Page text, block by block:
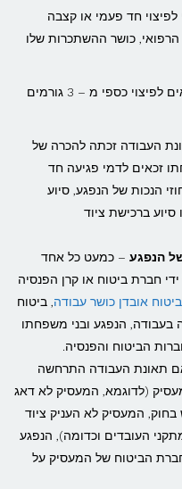
חד פעמי או קצבה
כושר ההשתכרות שלו
באופן כללי, נפגעים בתאונות עבודה זכאים לפיצוי כספי מ – 3 גורמים
העבודה זכתה להכרה של
זכאים לדמי פגיעה חד
הנכות של הנפגע, סיוע
ברכישת ציוד
הנפגע – כמעט כל אחד
חברת ביטוח או קרן הפנסיה
ביטוח אובדן כושר עבודה, ביטוח
בעבודה, הנפגע ובני משפחתו
הביטוח והפנסיה.
תאונת העבודה התרחשה
(לדוגמא, המעסיק לא דאג
המעסיק לא העניק ציוד
העובדים וכדומה), הנפגע
הביטוח של המעסיק על